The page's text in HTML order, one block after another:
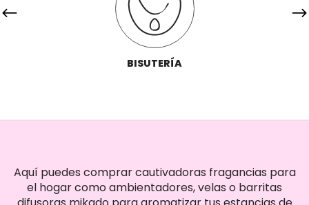
BISUTERÍA
Aquí puedes comprar cautivadoras fragancias para
el hogar como ambientadores, velas o barritas